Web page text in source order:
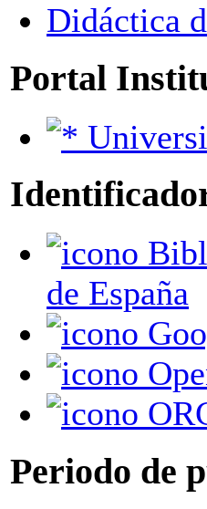
Didáctica
Portal
de España
Periodo de